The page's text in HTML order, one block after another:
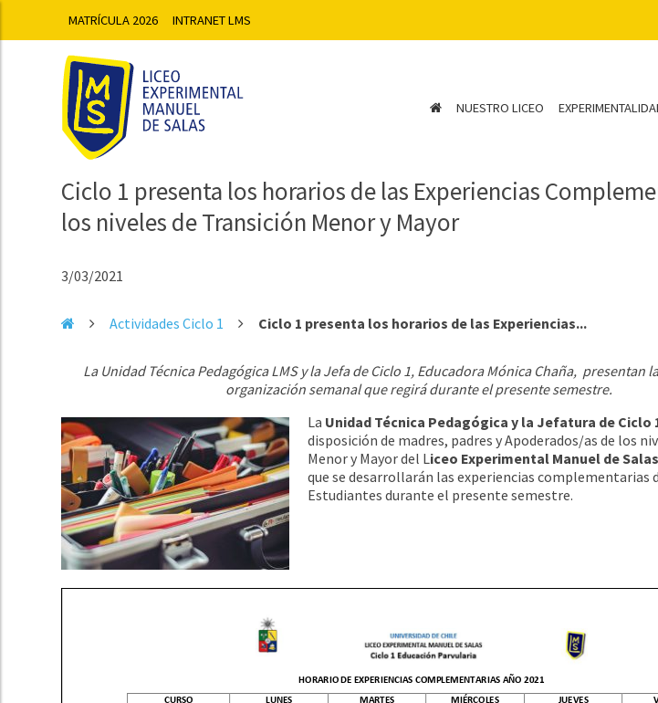
MATRÍCULA 2026 INTRANET LMS
NUESTRO LICEO
Ciclo 1 presenta los horarios de las Experiencias
los niveles de Transición Menor y Mayor
3/03/2021
Actividades Ciclo 1 Ciclo 1 presenta los horarios de las Experiencias...
La Unidad Técnica Pedagógica LMS y la Jefa de Ciclo 1, Educadora Mónica Chaña, presentan
organización semanal que regirá durante el presente semestre.
La Unidad Técnica Pedagógica y la Jefatura de Ciclo
disposición de madres, padres y Apoderados/as de los
Menor y Mayor del Liceo Experimental Manuel de Salas
que se desarrollarán las experiencias complementarias
Estudiantes durante el presente semestre.